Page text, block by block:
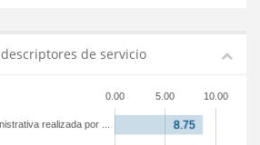
de servicio
0.00 5.00 10.00
realizada por ...